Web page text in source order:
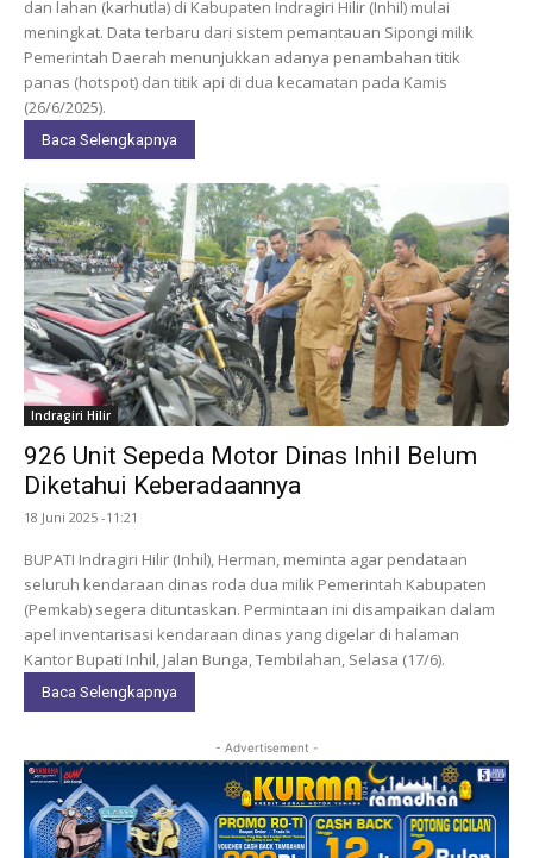
dan lahan (karhutla) di Kabupaten Indragiri Hilir (Inhil) mulai
meningkat. Data terbaru dari sistem pemantauan Sipongi milik
Pemerintah Daerah menunjukkan adanya penambahan titik
panas (hotspot) dan titik api di dua kecamatan pada Kamis
(26/6/2025).
Baca Selengkapnya
Indragiri Hilir
926 Unit Sepeda Motor Dinas Inhil Belum
Diketahui Keberadaannya
18 Juni 2025 -11:21
BUPATI Indragiri Hilir (Inhil), Herman, meminta agar pendataan
seluruh kendaraan dinas roda dua milik Pemerintah Kabupaten
(Pemkab) segera dituntaskan. Permintaan ini disampaikan dalam
apel inventarisasi kendaraan dinas yang digelar di halaman
Kantor Bupati Inhil, Jalan Bunga, Tembilahan, Selasa (17/6).
Baca Selengkapnya
- Advertisement -